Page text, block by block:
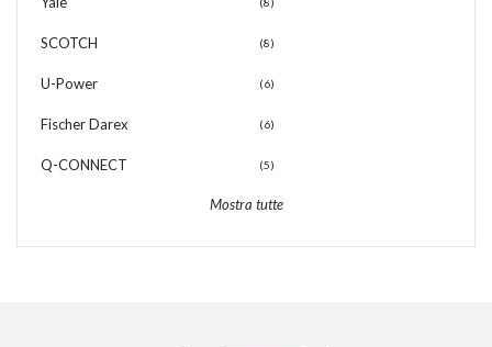
SCOTCH (8)
U-Power (6)
Fischer Darex (6)
Q-CONNECT (5)
Mostra tutte